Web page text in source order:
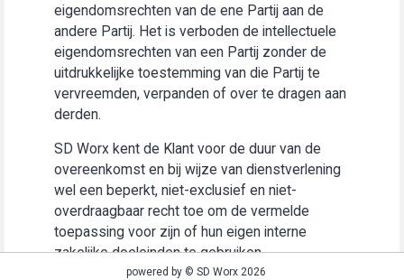
eigendomsrechten van de ene Partij aan de
andere Partij. Het is verboden de intellectuele
eigendomsrechten van een Partij zonder de
uitdrukkelijke toestemming van die Partij te
vervreemden, verpanden of over te dragen aan
derden.
SD Worx kent de Klant voor de duur van de
overeenkomst en bij wijze van dienstverlening
wel een beperkt, niet-exclusief en niet-
overdraagbaar recht toe om de vermelde
toepassing voor zijn of hun eigen interne
zakelijke doeleinden te gebruiken
(“Gebruiksrecht”).powered by © SD Worx 2026